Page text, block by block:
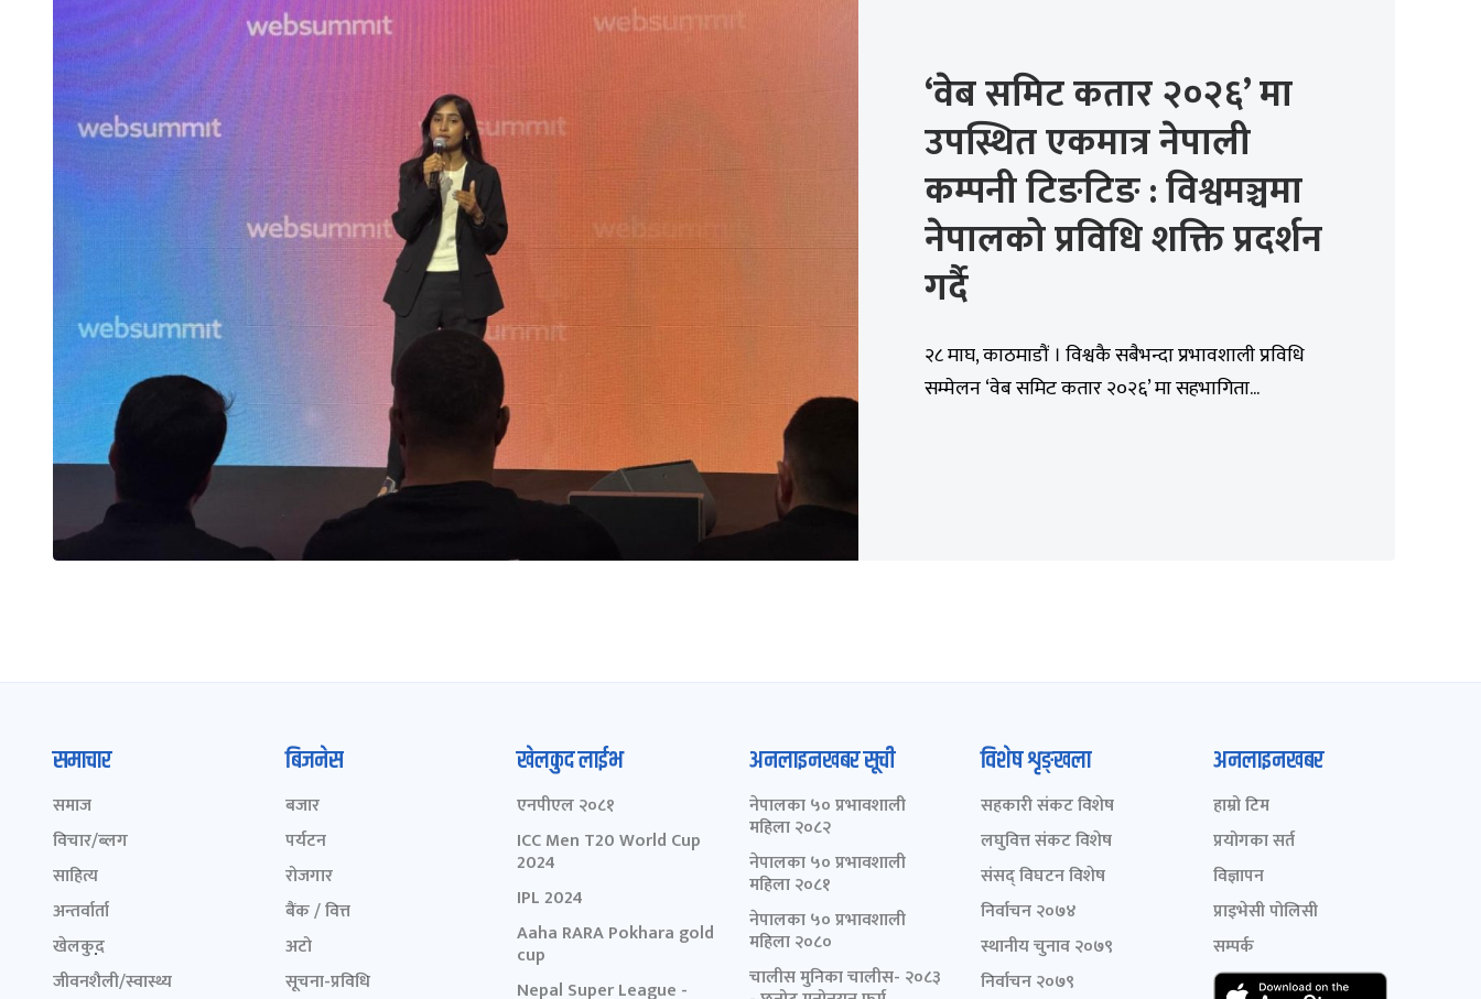
‘वेब समिट कतार २०२६’ मा
उपस्थित एकमात्र नेपाली
कम्पनी टिङटिङ : विश्वमञ्चमा
नेपालको प्रविधि शक्ति प्रदर्शन
गर्दै
२८ माघ, काठमाडौं । विश्वकै सबैभन्दा प्रभावशाली प्रविधि
सम्मेलन ‘वेब समिट कतार २०२६’ मा सहभागिता...
समाचार
समाज
विचार/ब्लग
साहित्य
अन्तर्वार्ता
खेलकुद़़
जीवनशैली/स्वास्थ्य
बिजनेस
बजार
पर्यटन
रोजगार
बैंक / वित्त
अटो
सूचना-प्रविधि
खेलकुद लाईभ
एनपीएल २०८१
ICC Men T20 World Cup
2024
IPL 2024
Aaha RARA Pokhara gold
cup
Nepal Super League -
अनलाइनखबर सूची
नेपालका ५० प्रभावशाली
महिला २०८२
नेपालका ५० प्रभावशाली
महिला २०८१
नेपालका ५० प्रभावशाली
महिला २०८०
चालीस मुनिका चालीस- २०८३
विशेष शृङ्खला
सहकारी संकट विशेष
लघुवित्त संकट विशेष
संसद् विघटन विशेष
निर्वाचन २०७४
स्थानीय चुनाव २०७९
निर्वाचन २०७९
अनलाइनखबर
हाम्रो टिम
प्रयोगका सर्त
विज्ञापन
प्राइभेसी पोलिसी
सम्पर्क